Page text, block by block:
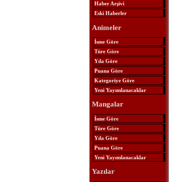
Haber Arşivi
Eski Haberler
Animeler
İsme Göre
Türe Göre
Yıla Göre
Puana Göre
Kategoriye Göre
Yeni Yayımlanacaklar
Mangalar
İsme Göre
Türe Göre
Yıla Göre
Puana Göre
Yeni Yayımlanacaklar
Yazılar